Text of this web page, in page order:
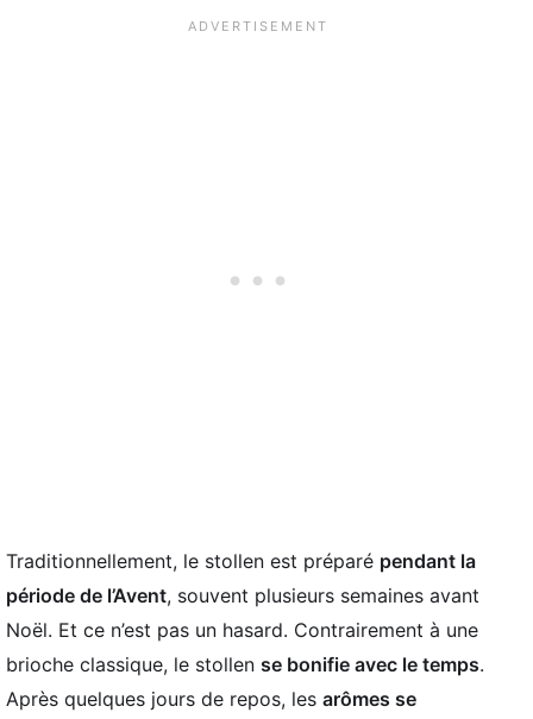
Traditionnellement, le stollen est préparé pendant la
période de l’Avent, souvent plusieurs semaines avant
Noël. Et ce n’est pas un hasard. Contrairement à une
brioche classique, le stollen se bonifie avec le temps.
Après quelques jours de repos, les arômes se